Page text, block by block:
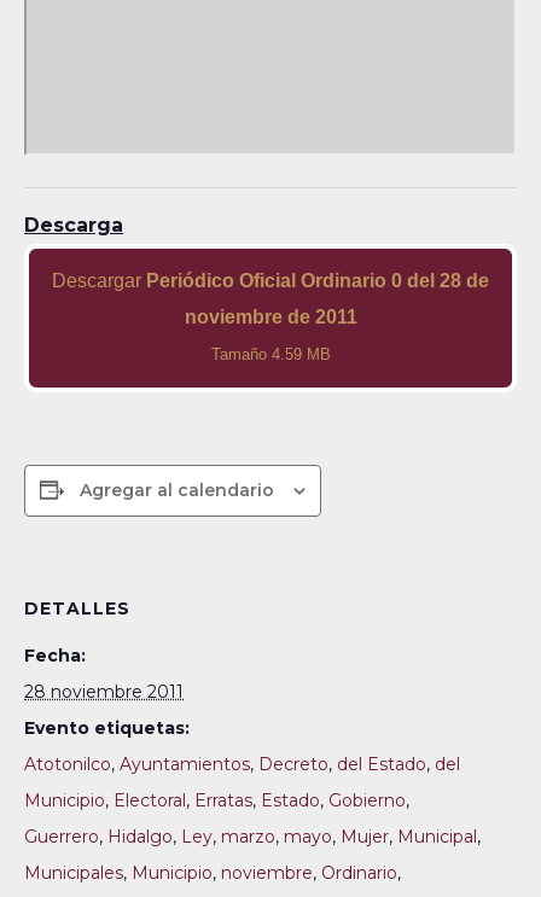
Descarga
Descargar Periódico Oficial Ordinario 0 del 28 de
noviembre de 2011
Tamaño 4.59 MB
Agregar al calendario
DETALLES
Fecha:
28 noviembre 2011
Evento etiquetas:
Atotonilco, Ayuntamientos, Decreto, del Estado, del
Municipio, Electoral, Erratas, Estado, Gobierno,
Guerrero, Hidalgo, Ley, marzo, mayo, Mujer, Municipal,
Municipales, Municipio, noviembre, Ordinario,